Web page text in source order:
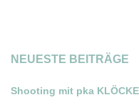
NEUESTE BEITRÄGE
Shooting mit pka